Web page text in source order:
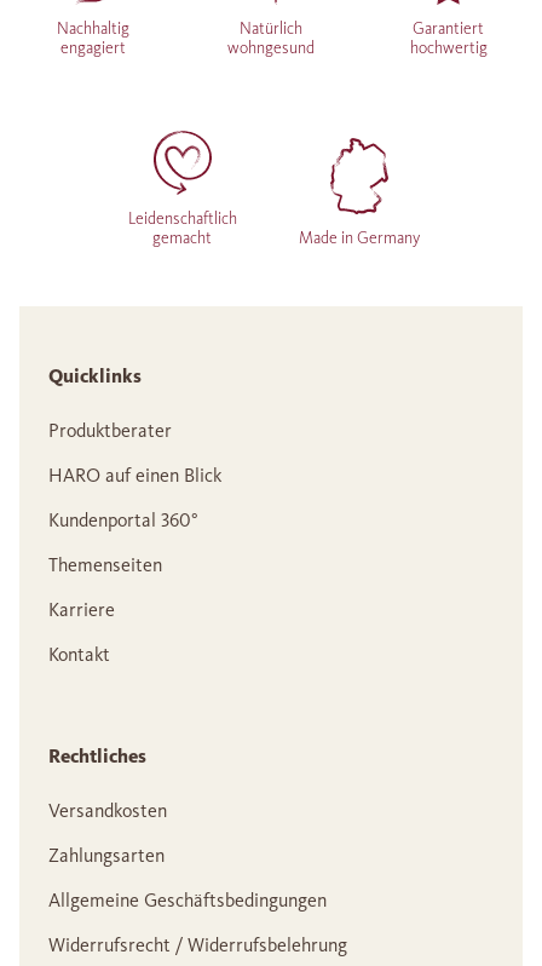
Nachhaltig
engagiert
Natürlich
wohngesund
Garantiert
hochwertig
Leidenschaftlich
gemacht
Made in Germany
Quicklinks
Produktberater
HARO auf einen Blick
Kundenportal 360°
Themenseiten
Karriere
Kontakt
Rechtliches
Versandkosten
Zahlungsarten
Allgemeine Geschäftsbedingungen
Widerrufsrecht / Widerrufsbelehrung